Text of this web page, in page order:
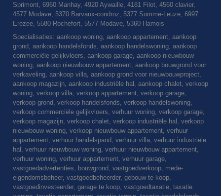
Sprimont, 6960 Manhay, 4920 Aywaille, 4181 Filot, 4560 clavier,
4577 Modave, 5370 Barvaux-condroz, 5377 Somme-Leuze, 6997
Erezee, 5580 Rochefort, 5577 Modave, 5360 Hamois
Specialisaties: aankoop woning, aankoop appartement, aankoop
grond, aankoop handelsfonds, aankoop handelswoning, aankoop
commerciële gelijkvloers, aankoop garage, aankoop nieuwbouw
woning, aankoop nieuwbouw appartement, aankoop bouwgrond voor
verkaveling, aankoop villa, aankoop grond voor nieuwbouwproject,
aankoop magazijn, aankoop industriële hal, aankoop chalet, verkoop
woning, verkoop villa, verkoop appartement, verkoop garage,
verkoop grond, verkoop handelsfonds, verkoop handelswoning,
verkoop commerciële gelijkvloers, verhuur woning, verkoop garage,
verkoop magazijn, verkoop chalet, verkoop industriële hal, verkoop
nieuwbouw woning, verkoop nieuwbouw appartement, verhuur
appartement, verhuur handelspand, verhuur villa, verhuur industriële
hal, verhuur nieuwbouw woning, verhuur nieuwbouw appartement,
verhuur woning, verhuur appartement, verhuur garage,
vastgoedadvertenties, bouwgrond, vastgoedverkoop, mede-
eigendomsbeheer, vastgoedbeheerder, gebouw te koop,
vastgoedinvesteerder, garage te koop, vastgoedtaxatie, taxatie